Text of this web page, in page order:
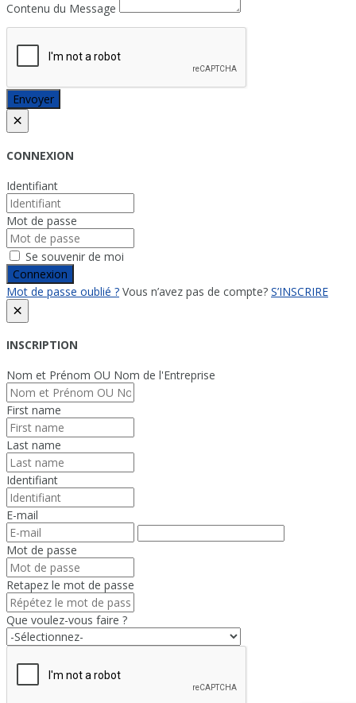
Contenu du Message
Envoyer
×
CONNEXION
Identifiant
Mot de passe
Se souvenir de moi
Connexion
Mot de passe oublié ? Vous n’avez pas de compte? S’INSCRIRE
×
INSCRIPTION
Nom et Prénom OU Nom de l'Entreprise
First name
Last name
Identifiant
E-mail
Mot de passe
Retapez le mot de passe
Que voulez-vous faire ?